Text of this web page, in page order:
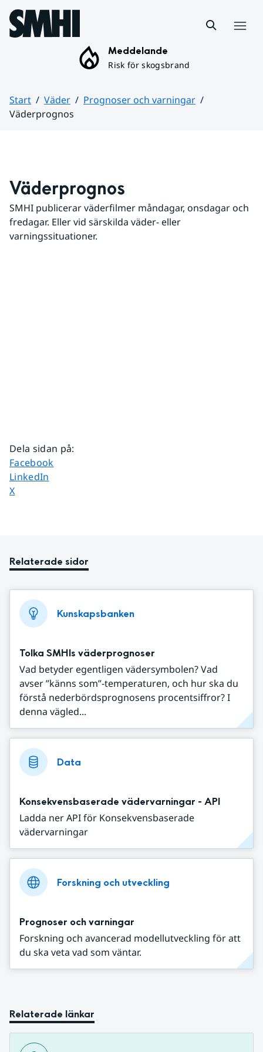
Hoppa till sidans innehåll
Meddelande
Risk för skogsbrand
Start Väder
Prognoser och varningar
Väderprognos
Väderprognos
SMHI publicerar väderfilmer måndagar, onsdagar och
fredagar. Eller vid särskilda väder- eller
varningssituationer.
Dela sidan på:
Dela sidan på
Facebook
Dela sidan på
LinkedIn
Dela sidan på
X
Relaterade sidor
Kunskapsbanken
Tolka SMHIs väderprognoser
Vad betyder egentligen vädersymbolen? Vad
avser ”känns som”-temperaturen, och hur ska du
förstå nederbördsprognosens procentsiffror? I
denna vägled...
Data
Konsekvensbaserade vädervarningar - API
Ladda ner API för Konsekvensbaserade
vädervarningar
Forskning och utveckling
Prognoser och varningar
Forskning och avancerad modellutveckling för att
du ska veta vad som väntar.
Relaterade länkar